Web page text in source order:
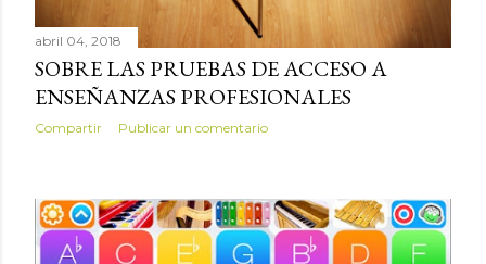
abril 04, 2018
SOBRE LAS PRUEBAS DE ACCESO A
ENSEÑANZAS PROFESIONALES
Compartir Publicar un comentario